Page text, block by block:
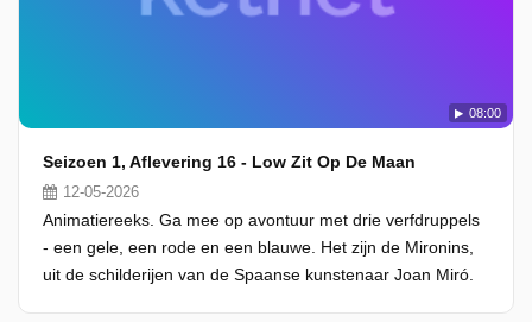
08:00
Seizoen 1, Aflevering 16 - Low Zit Op De Maan
12-05-2026
Animatiereeks. Ga mee op avontuur met drie verfdruppels
- een gele, een rode en een blauwe. Het zijn de Mironins,
uit de schilderijen van de Spaanse kunstenaar Joan Miró.